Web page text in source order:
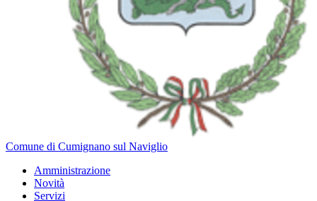
Comune di Cumignano sul Naviglio
Amministrazione
Novità
Servizi